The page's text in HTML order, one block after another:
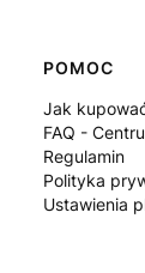
POMOC
Jak
FAQ -
Regulamin
Polityka
Ustawienia